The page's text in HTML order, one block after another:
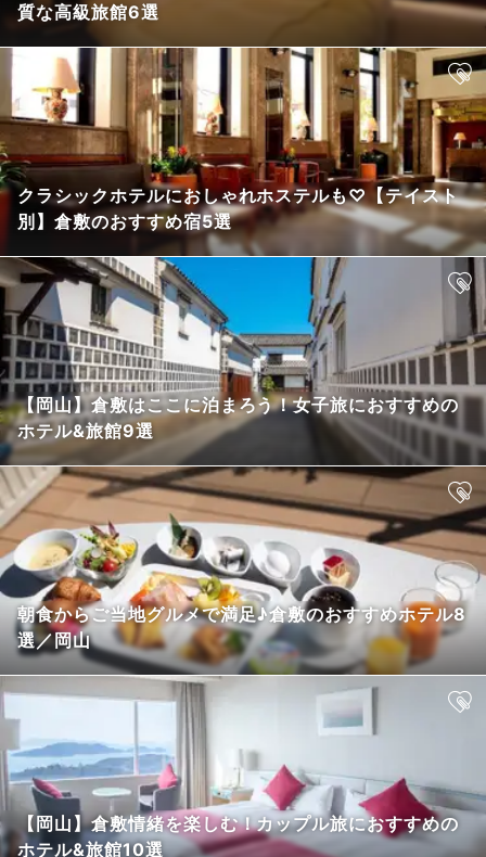
質な高級旅館6選
クラシックホテルにおしゃれホステルも♡【テイスト
別】倉敷のおすすめ宿5選
【岡山】倉敷はここに泊まろう！女子旅におすすめの
ホテル&旅館9選
朝食からご当地グルメで満足♪倉敷のおすすめホテル8
選／岡山
【岡山】倉敷情緒を楽しむ！カップル旅におすすめの
ホテル&旅館10選